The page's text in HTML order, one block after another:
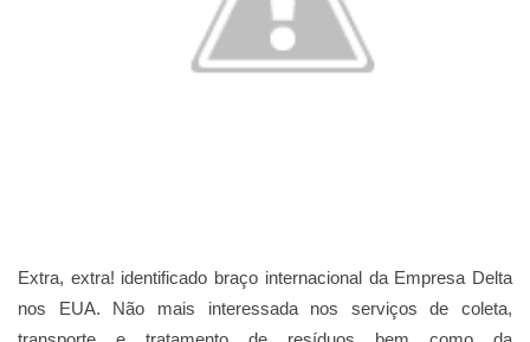
Extra, extra! identificado braço internacional da Empresa Delta
nos EUA. Não mais interessada nos serviços de coleta,